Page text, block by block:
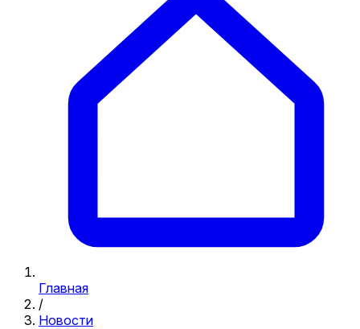
Главная
/
Новости